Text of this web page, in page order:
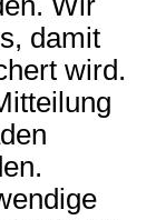
damit
wird.